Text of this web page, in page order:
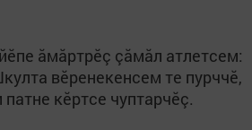
ăмăртрӗç çăмăл атлетсем:
вӗренекенсем те пурччӗ,
кӗртсе чуптарчӗç.